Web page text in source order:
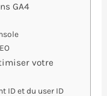
GA4
votre
ID et du user ID